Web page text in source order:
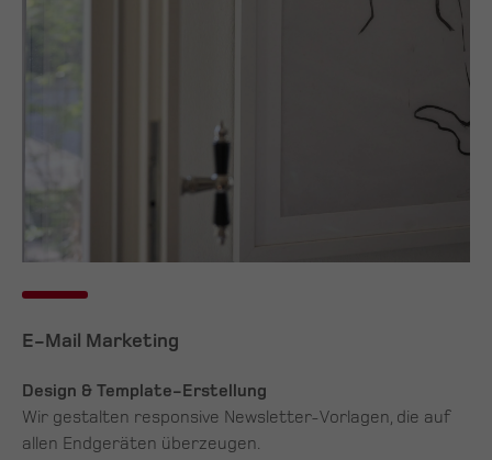
E-Mail Marketing
Design & Template-Erstellung
Wir gestalten responsive Newsletter-Vorlagen, die auf
allen Endgeräten überzeugen.